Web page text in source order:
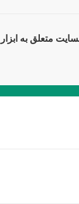
وبسایت متعلق به